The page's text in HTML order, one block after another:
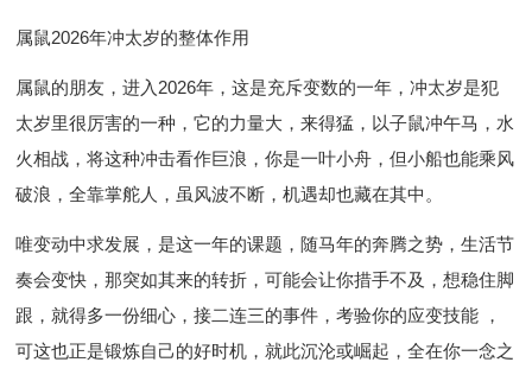
属鼠2026年冲太岁的整体作用
属鼠的朋友，进入2026年，这是充斥变数的一年，冲太岁是犯
太岁里很厉害的一种，它的力量大，来得猛，以子鼠冲午马，水
火相战，将这种冲击看作巨浪，你是一叶小舟，但小船也能乘风
破浪，全靠掌舵人，虽风波不断，机遇却也藏在其中。
唯变动中求发展，是这一年的课题，随马年的奔腾之势，生活节
奏会变快，那突如其来的转折，可能会让你措手不及，想稳住脚
跟，就得多一份细心，接二连三的事件，考验你的应变技能 ，
可这也正是锻炼自己的好时机，就此沉沦或崛起，全在你一念之